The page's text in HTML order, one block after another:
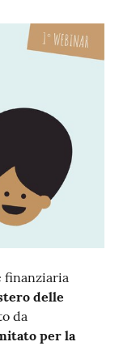
finanziaria
delle
da
per la